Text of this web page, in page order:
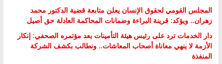
المجلس القومي لحقوق الإنسان يعلن متابعة قضية الدكتور محمد
زهران.. ويؤكد: قرينة البراءة وضمانات المحاكمة العادلة حق أصيل
دار الخدمات ترد على رئيس هيئة التأمينات بعد مؤتمره الصحفي: إنكار
الأزمة لا ينهي معاناة أصحاب المعاشات.. ونطالب بكشف الشركة
المنفذة